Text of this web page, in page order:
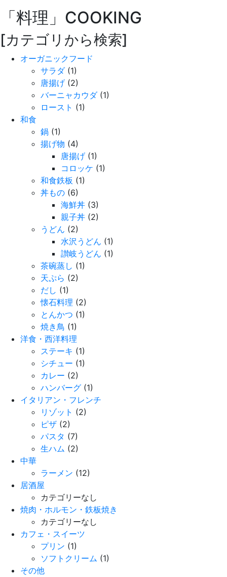
「料理」 COOKING
[カテゴリから検索]
オーガニックフード
サラダ(1)
唐揚げ (2)
バーニャカウダ(1)
ロースト (1)
和食
鍋 (1)
揚げ物 (4)
唐揚げ (1)
コロッケ (1)
和食鉄板 (1)
丼もの (6)
海鮮丼 (3)
親子丼 (2)
うどん (2)
水沢うどん (1)
讃岐うどん (1)
茶碗蒸し (1)
天ぷら (2)
だし (1)
懐石料理 (2)
とんかつ (1)
焼き鳥 (1)
洋食・西洋料理
ステーキ (1)
シチュー (1)
カレー (2)
ハンバーグ (1)
イタリアン・フレンチ
リゾット (2)
ピザ (2)
パスタ (7)
生ハム (2)
中華
ラーメン (12)
居酒屋
カテゴリーなし
焼肉・ホルモン・鉄板焼き
カテゴリーなし
カフェ・スイーツ
プリン (1)
ソフトクリーム (1)
その他